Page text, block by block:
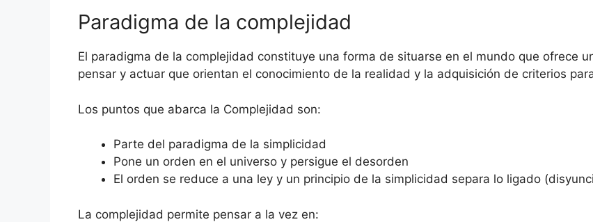
Paradigma de la complejidad
El paradigma de la complejidad constituye una forma de situarse en el mundo que ofrece
pensar y actuar que orientan el conocimiento de la realidad y la adquisición de criterios
Los puntos que abarca la Complejidad son:
Parte del paradigma de la simplicidad
Pone un orden en el universo y persigue el desorden
El orden se reduce a una ley y un principio de la simplicidad separa lo ligado
La complejidad permite pensar a la vez en: